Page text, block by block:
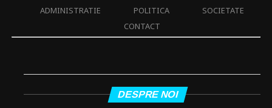
ADMINISTRATIE
POLITICA
SOCIETATE
CONTACT
DESPRE NOI